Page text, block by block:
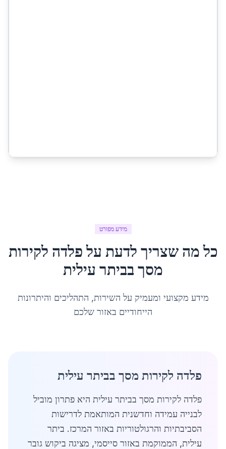
מידע מפורט
כל מה שצריך לדעת עלפלדה לקירות
מסךבביתר עילית
מידע מקצועי ומעמיק על השירות, התהליכים והיתרונות
הייחודיים באזור שלכם
פלדה לקירות מסך בביתר עילית
פלדה לקירות מסך בביתר עילית היא פתרון מוביל
לבנייה עמידה וחדשנית המותאמת לדרישות
הסביבתיות והרגולטוריות באזור המרכז. ביתר
עילית, הממוקמת באזור סייסמי, מציגה ביקוש גובר